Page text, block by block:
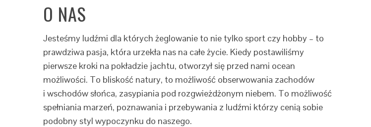
O NAS
Jesteśmy ludźmi dla których żeglowanie to nie tylko sport czy hobby – to
prawdziwa pasja, która urzekła nas na całe życie. Kiedy postawiliśmy
pierwsze kroki na pokładzie jachtu, otworzył się przed nami ocean
możliwości. To bliskość natury, to możliwość obserwowania zachodów
i wschodów słońca, zasypiania pod rozgwieżdżonym niebem. To możliwość
spełniania marzeń, poznawania i przebywania z ludźmi którzy cenią sobie
podobny styl wypoczynku do naszego.